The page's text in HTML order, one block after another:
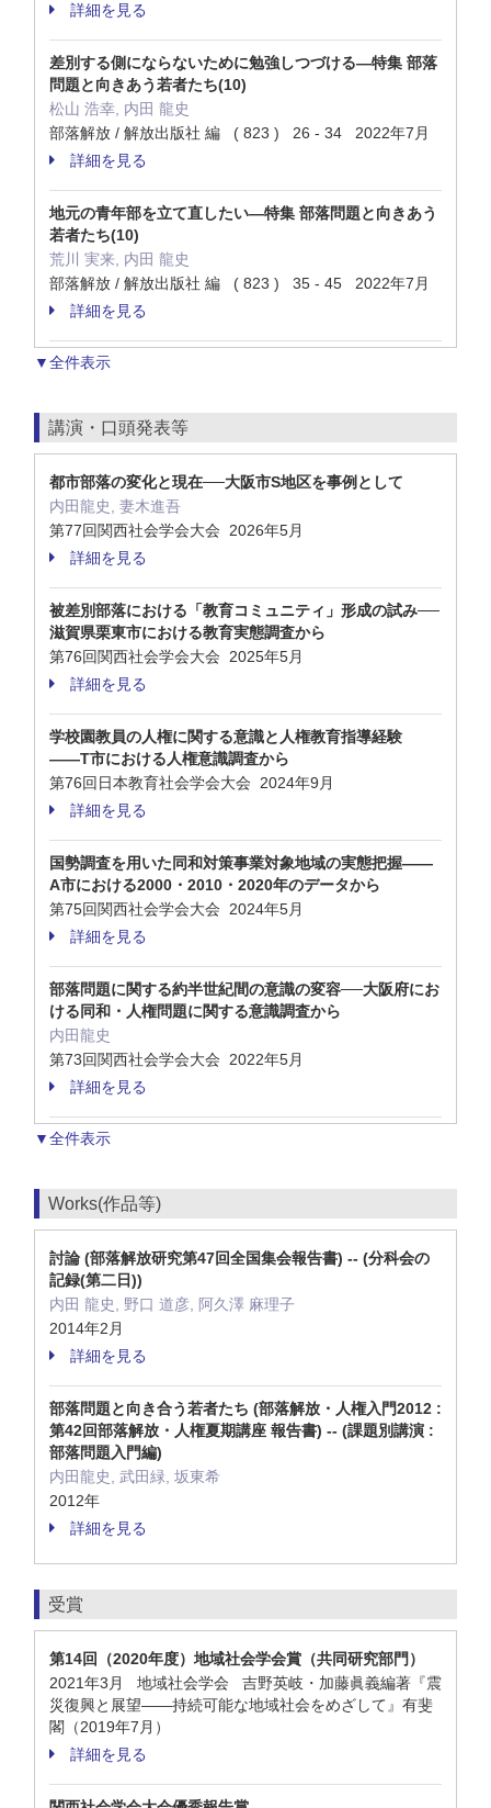
詳細を見る
差別する側にならないために勉強しつづける—特集 部落
問題と向きあう若者たち(10)
松山 浩幸, 内田 龍史
部落解放 / 解放出版社 編 ( 823 ) 26 - 34 2022年7月
詳細を見る
地元の青年部を立て直したい—特集 部落問題と向きあう
若者たち(10)
荒川 実来, 内田 龍史
部落解放 / 解放出版社 編 ( 823 ) 35 - 45 2022年7月
詳細を見る
▼全件表示
講演・口頭発表等
都市部落の変化と現在──大阪市S地区を事例として
内田龍史, 妻木進吾
第77回関西社会学会大会 2026年5月
詳細を見る
被差別部落における「教育コミュニティ」形成の試み──
滋賀県栗東市における教育実態調査から
第76回関西社会学会大会 2025年5月
詳細を見る
学校園教員の人権に関する意識と人権教育指導経験
――T市における人権意識調査から
第76回日本教育社会学会大会 2024年9月
詳細を見る
国勢調査を用いた同和対策事業対象地域の実態把握——
A市における2000・2010・2020年のデータから
第75回関西社会学会大会 2024年5月
詳細を見る
部落問題に関する約半世紀間の意識の変容──大阪府にお
ける同和・人権問題に関する意識調査から
内田龍史
第73回関西社会学会大会 2022年5月
詳細を見る
▼全件表示
Works(作品等)
討論 (部落解放研究第47回全国集会報告書) -- (分科会の
記録(第二日))
内田 龍史, 野口 道彦, 阿久澤 麻理子
2014年2月
詳細を見る
部落問題と向き合う若者たち (部落解放・人権入門2012 :
第42回部落解放・人権夏期講座 報告書) -- (課題別講演 :
部落問題入門編)
内田龍史, 武田緑, 坂東希
2012年
詳細を見る
受賞
第14回（2020年度）地域社会学会賞（共同研究部門）
2021年3月 地域社会学会 吉野英岐・加藤眞義編著『震
災復興と展望――持続可能な地域社会をめざして』有斐
閣（2019年7月）
詳細を見る